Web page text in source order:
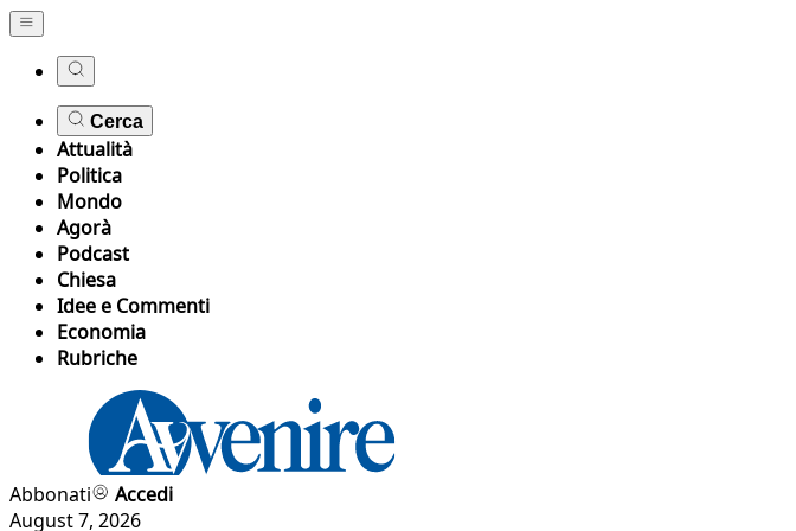
Cerca
Attualità
Politica
Mondo
Agorà
Podcast
Chiesa
Idee e Commenti
Economia
Rubriche
Abbonati
Accedi
August 7, 2026